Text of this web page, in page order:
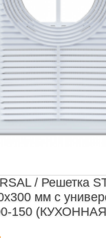
/ Решетка
мм с
150